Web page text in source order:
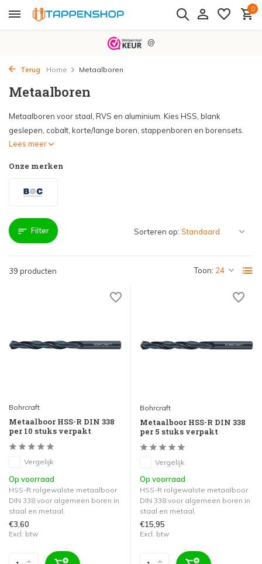
0
@
Terug Home Metaalboren
Metaalboren
Metaalboren voor staal, RVS en aluminium. Kies HSS, blank
geslepen, cobalt, korte/lange boren, stappenboren en borensets.
Lees meer
Onze merken
Filter
39 producten Toon:
Sorteren op:
Bohrcraft
Metaalboor HSS-R DIN 338
per 10 stuks verpakt
Vergelijk
Op voorraad
HSS-R rolgewalste metaalboor
DIN 338 voor algemeen boren in
staal en metaal.
€3,60
Excl. btw
Bohrcraft
Metaalboor HSS-R DIN 338
per 5 stuks verpakt
Vergelijk
Op voorraad
HSS-R rolgewalste metaalboor
DIN 338 voor algemeen boren in
staal en metaal.
€15,95
Excl. btw